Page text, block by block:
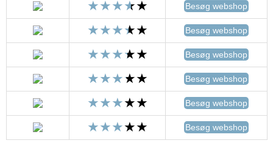
Besøg webshop
Besøg webshop
Besøg webshop
Besøg webshop
Besøg webshop
Besøg webshop